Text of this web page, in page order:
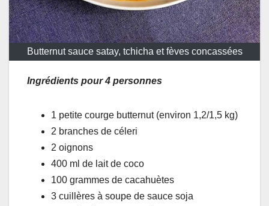
Butternut sauce satay, tchicha et fèves concassées
Ingrédients pour 4 personnes
1 petite courge butternut (environ 1,2/1,5 kg)
2 branches de céleri
2 oignons
400 ml de lait de coco
100 grammes de cacahuètes
3 cuillères à soupe de sauce soja